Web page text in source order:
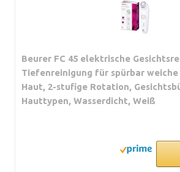
Beurer FC 45 elektrische
Tiefenreinigung für spürbar
Haut, 2-stufige Rotation,
Hauttypen, Wasserdicht, Weiß